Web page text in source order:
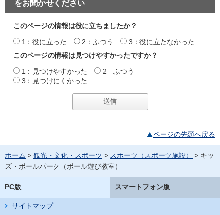
をお聞かせください
このページの情報は役に立ちましたか？
1：役に立った 2：ふつう
3：役に立たなかった
このページの情報は見つけやすかったですか？
1：見つけやすかった
2：ふつう
3：見つけにくかった
ページの先頭へ戻る
ホーム > 観光・文化・スポーツ > スポーツ（スポーツ施設）
> キッ
ズ・ボールパーク（ボール遊び教室）
PC版 スマートフォン版
サイトマップ